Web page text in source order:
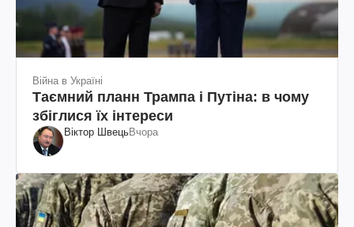
Війна в Україні
Таємний планн Трампа і Путіна: в чому
збіглися їх інтереси
Віктор ШвецьВчора